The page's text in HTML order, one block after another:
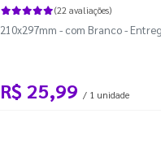
(22 avaliações)
210x297mm - com Branco -
R$ 25,99 / 1 unidade